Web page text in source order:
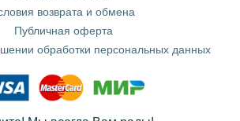
возврата и обмена
Публичная оферта
обработки персональных данных